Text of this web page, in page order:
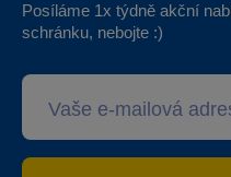
Posíláme 1x týdně akční
schránku, nebojte :)